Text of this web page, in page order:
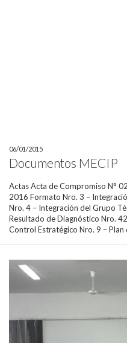
06/01/2015
Documentos MECIP
Actas Acta de Compromiso N°
2016 Formato Nro. 3 –
Nro. 4 – Integración del Grupo
Resultado de Diagnóstico Nro.
Control Estratégico Nro. 9 –